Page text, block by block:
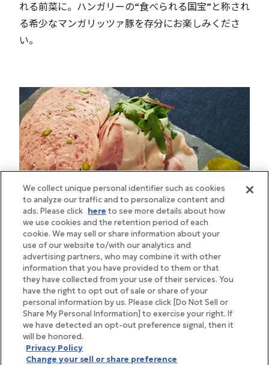
れる前菜に。ハンガリーの“食べられる国宝”と称され
る希少なマンガリッツァ豚を存分にお楽しみくださ
い。
赤身肉をふんだんに使ったモルタデッラ（左）は、ピ
スタチオの香ばしさと粗挽きならではの弾力が持ち
味。そのままはもちろん、さっと炙っても。ジャンボ
ンブラン（中）は、内モモと外モモを重ねたしっとり
とした食感でとろけるような口あたり。オリーブオイ
We collect unique personal identifier such as cookies
to analyze our traffic and to personalize content and
ads. Please click here to see more details about how
we use cookies and the retention period of each
cookie. We may sell or share information about your
use of our website to/with our analytics and
advertising partners, who may combine it with other
information that you have provided to them or that
they have collected from your use of their services. You
have the right to opt out of sale or share of your
personal information by us. Please click [Do Not Sell or
Share My Personal Information] to exercise your right. If
we have detected an opt-out preference signal, then it
will be honored.
Privacy Policy
Change your sell or share preference